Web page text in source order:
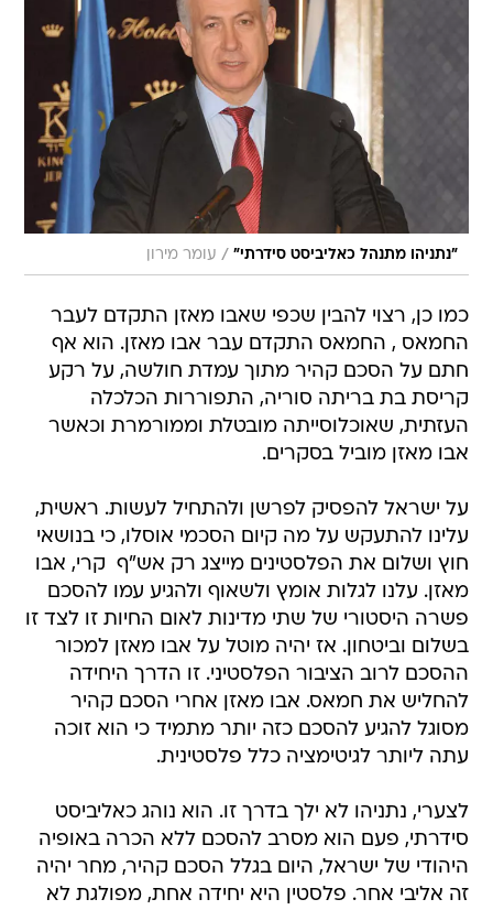
"נתניהו מתנהל כאליביסט סידרתי" / עומר מירון
כמו כן, רצוי להבין שכפי שאבו מאזן התקדם לעבר
החמאס , החמאס התקדם עבר אבו מאזן. הוא אף
חתם על הסכם קהיר מתוך עמדת חולשה, על רקע
קריסת בת בריתה סוריה, התפוררות הכלכלה
העזתית, שאוכלוסייתה מובטלת וממורמרת וכאשר
אבו מאזן מוביל בסקרים.
על ישראל להפסיק לפרשן ולהתחיל לעשות. ראשית,
עלינו להתעקש על מה קיום הסכמי אוסלו, כי בנושאי
חוץ ושלום את הפלסטינים מייצג רק אש"ף  קרי, אבו
מאזן. עלנו לגלות אומץ ולשאוף ולהגיע עמו להסכם
פשרה היסטורי של שתי מדינות לאום החיות זו לצד זו
בשלום וביטחון. אז יהיה מוטל על אבו מאזן למכור
ההסכם לרוב הציבור הפלסטיני. זו הדרך היחידה
להחליש את חמאס. אבו מאזן אחרי הסכם קהיר
מסוגל להגיע להסכם כזה יותר מתמיד כי הוא זוכה
עתה ליותר לגיטימציה כלל פלסטינית.
לצערי, נתניהו לא ילך בדרך זו. הוא נוהג כאליביסט
סידרתי, פעם הוא מסרב להסכם ללא הכרה באופיה
היהודי של ישראל, היום בגלל הסכם קהיר, מחר יהיה
זה אליבי אחר. פלסטין היא יחידה אחת, מפולגת לא